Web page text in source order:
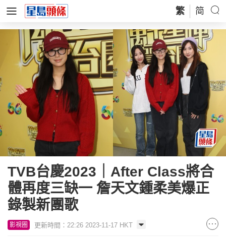
繁 简
TVB台慶2023｜After Class將合
體再度三缺一 詹天文鍾柔美爆正
錄製新團歌
影視圈 更新時間：22:26 2023-11-17 HKT